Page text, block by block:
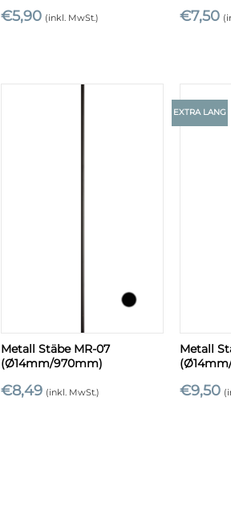
€5,90 (inkl. MwSt.) €7,50
Metall Stäbe MR-07
(Ø14mm/970mm)
€8,49 (inkl. MwSt.)
EXTRA LANG
Metall
€9,50